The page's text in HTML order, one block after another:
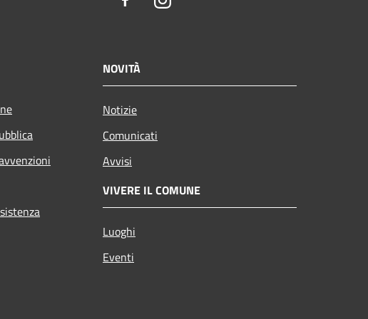
NOVITÀ
Notizie
Comunicati
Avvisi
VIVERE IL COMUNE
Luoghi
Eventi